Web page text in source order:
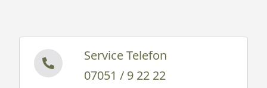
Service Telefon
07051 / 9 22 22